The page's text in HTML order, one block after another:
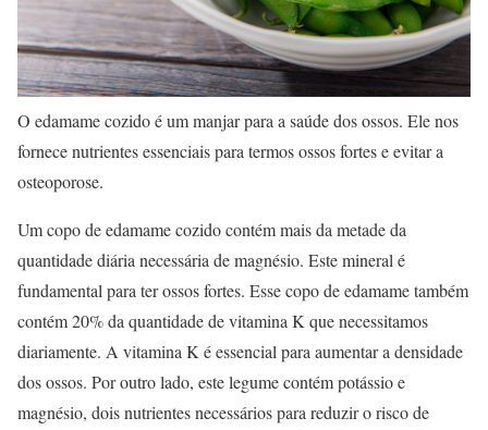
O edamame cozido é um manjar para a saúde dos ossos. Ele nos
fornece nutrientes essenciais para termos ossos fortes e evitar a
osteoporose.
Um copo de edamame cozido contém mais da metade da
quantidade diária necessária de magnésio. Este mineral é
fundamental para ter ossos fortes. Esse copo de edamame também
contém 20% da quantidade de vitamina K que necessitamos
diariamente. A vitamina K é essencial para aumentar a densidade
dos ossos. Por outro lado, este legume contém potássio e
magnésio, dois nutrientes necessários para reduzir o risco de